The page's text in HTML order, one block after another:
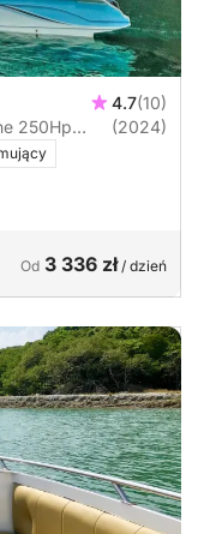
4.7(10)
250Hp
(2024)
Od 3 336 zł/ dzień